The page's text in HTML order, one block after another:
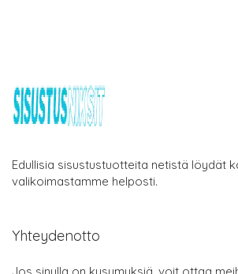
Edullisia sisustustuotteita netistä löydät
valikoimastamme helposti.
Yhteydenotto